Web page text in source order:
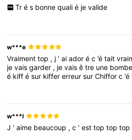
Tr é s bonne quali é je valide
w***e
Vraimenttop , j’aiadoréc’était
jevaisgarder , jevaisêtre une
é kiffésur kiffererreursurChifforc’é
w***l
J’aime beaucoup ,c’esttoptoptop